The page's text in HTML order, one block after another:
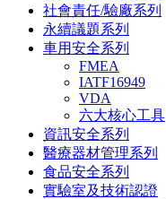
社會責任/驗廠系列
永續議題系列
車用安全系列
FMEA
IATF16949
VDA
六大核心工具
資訊安全系列
醫療器材管理系列
食品安全系列
實驗室及技術認證